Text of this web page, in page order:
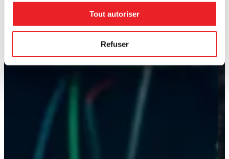
Tout autoriser
Refuser